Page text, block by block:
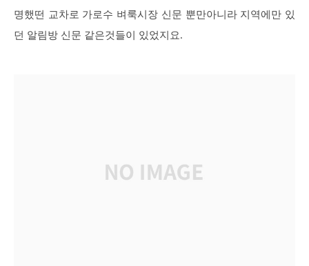
명했떤 교차로 가로수 벼룩시장 신문 뿐만아니라 지역에만 있
던 알림방 신문 같은것들이 있었지요.